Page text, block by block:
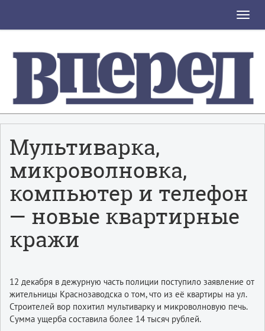
Toggle
Мультиварка,
микроволновка,
компьютер и телефон
— новые квартирные
кражи
12 декабря в дежурную часть полиции поступило заявление от
жительницы Краснозаводска о том, что из её квартиры на ул.
Строителей вор похитил мультиварку и микроволновую печь.
Сумма ущерба составила более 14 тысяч рублей.